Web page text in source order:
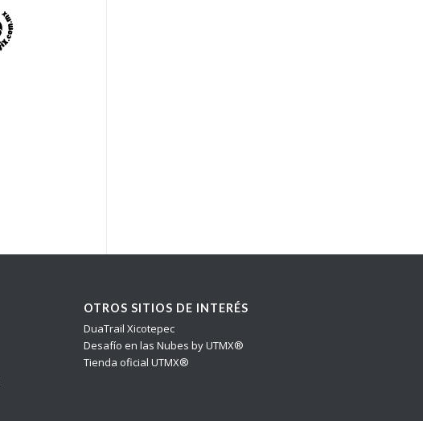
OTROS SITIOS DE INTERÉS
DuaTrail Xicotepec
Desafío en las Nubes by UTMX®
Tienda oficial UTMX®